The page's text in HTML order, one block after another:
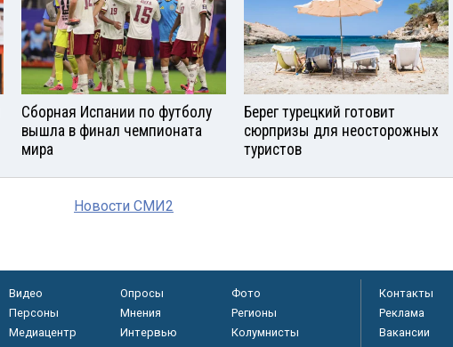
Сборная Испании по футболу
вышла в финал чемпионата
мира
Берег турецкий готовит
сюрпризы для неосторожных
туристов
Новости СМИ2
Видео Опросы
Фото
Персоны
Мнения
Регионы
Медиацентр
Интервью Колумнисты
Контакты
Реклама
Вакансии